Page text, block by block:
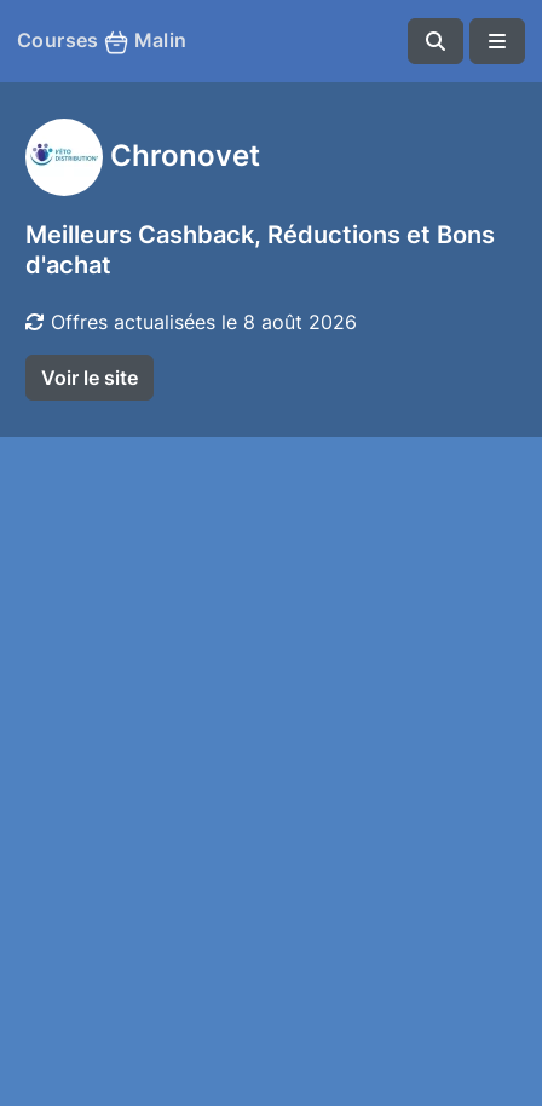
Courses Malin
Chronovet
Meilleurs Cashback, Réductions et Bons
d'achat
Offres actualisées le 8 août 2026
Voir le site